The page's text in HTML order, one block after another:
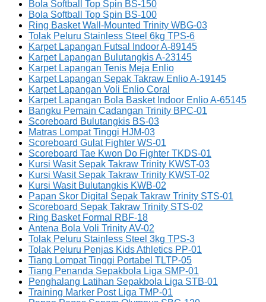
Bola Softball Top Spin BS-150
Bola Softball Top Spin BS-100
Ring Basket Wall-Mounted Trinity WBG-03
Tolak Peluru Stainless Steel 6kg TPS-6
Karpet Lapangan Futsal Indoor A-89145
Karpet Lapangan Bulutangkis A-23145
Karpet Lapangan Tenis Meja Enlio
Karpet Lapangan Sepak Takraw Enlio A-19145
Karpet Lapangan Voli Enlio Coral
Karpet Lapangan Bola Basket Indoor Enlio A-65145
Bangku Pemain Cadangan Trinity BPC-01
Scoreboard Bulutangkis BS-03
Matras Lompat Tinggi HJM-03
Scoreboard Gulat Fighter WS-01
Scoreboard Tae Kwon Do Fighter TKDS-01
Kursi Wasit Sepak Takraw Trinity KWST-03
Kursi Wasit Sepak Takraw Trinity KWST-02
Kursi Wasit Bulutangkis KWB-02
Papan Skor Digital Sepak Takraw Trinity STS-01
Scoreboard Sepak Takraw Trinity STS-02
Ring Basket Formal RBF-18
Antena Bola Voli Trinity AV-02
Tolak Peluru Stainless Steel 3kg TPS-3
Tolak Peluru Penjas Kids Athletics PP-01
Tiang Lompat Tinggi Portabel TLTP-05
Tiang Penanda Sepakbola Liga SMP-01
Penghalang Latihan Sepakbola Liga STB-01
Training Marker Post Liga TMP-01